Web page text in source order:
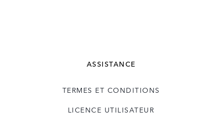
ASSISTANCE
TERMES ET CONDITIONS
LICENCE UTILISATEUR